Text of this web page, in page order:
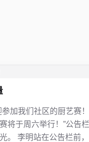
参加我们社区的厨艺赛
将于周六举行！”公告
。 李明站在公告栏前